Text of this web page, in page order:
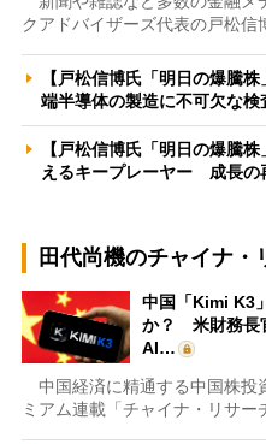
クアドバイザーズ代表の戸松信
【戸松信博氏「明日の爆騰
端半導体の製造に不可欠な
【戸松信博氏「明日の爆騰
えるキープレーヤー 成長
田代尚機のチャイナ・
中国「Kimi K3
か？ 米財務長
AI…
中国経済に精通する中国株投
ミアム連載「チャイナ・リサー